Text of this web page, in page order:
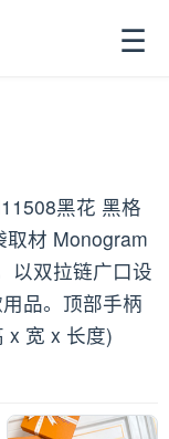
☰
黑花 黑格
材 Monogram
以双拉链广口设
品。顶部手柄
x 宽 x 长度)